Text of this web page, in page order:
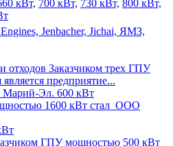
кВт, 700 кВт, 730 кВт, 800 кВт,
Jenbacher, Jichai, ЯМЗ,
отходов Заказчиком трех ГПУ
предприятие...
Марий-Эл. 600 кВт
1600 кВт стал ООО
ГПУ мощностью 500 кВт